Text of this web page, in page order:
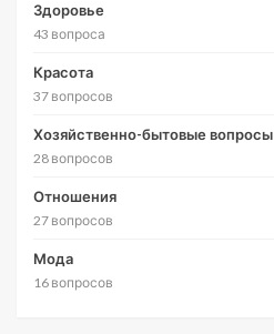
Здоровье
43 вопроса
Красота
37 вопросов
Хозяйственно-бытовые вопросы
28 вопросов
Отношения
27 вопросов
Мода
16 вопросов